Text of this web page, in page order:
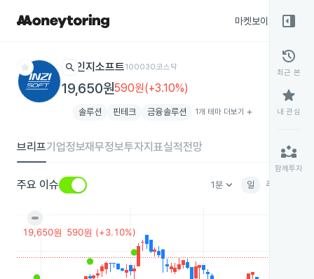
마켓보이스
star search 인지소프트100030코스닥
19,650원590원(+3.10%)
솔루션 핀테크 금융솔루션 1개 테마 더보기 add
브리프기업정보재무정보투자지표실적전망
주요 이슈 1분keyboard_arrow_down 일 주
right_panel_open
history
최근 본
star
내 관심
partner_exchange
함께투자